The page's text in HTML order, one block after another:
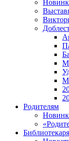
Родителям